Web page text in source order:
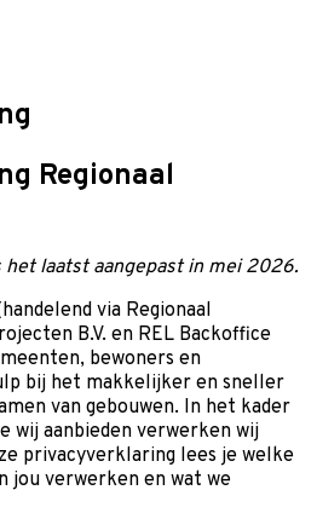
Regionaal
laatst aangepast in mei 2026.
via Regionaal
B.V. en REL Backoffice
bewoners en
bij het makkelijker en sneller
van gebouwen. In het kader
wij aanbieden verwerken wij
privacyverklaring lees je welke
jou verwerken en wat we